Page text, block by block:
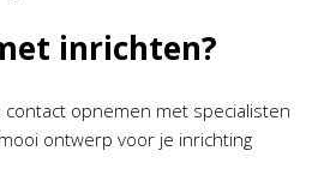
inrichten?
contact opnemen met specialisten
ontwerp voor je inrichting